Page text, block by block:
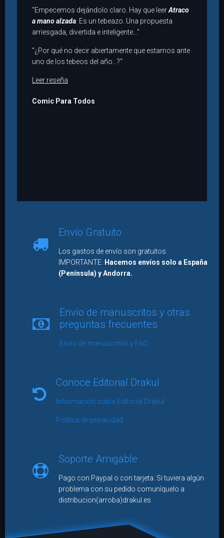
"Empecemos dejándolo claro. Hay que leerAtraco
a mano alzada. Es un tebeazo. Una propuesta
arriesgada, divertida e inteligente..."
"¿Por qué no decir abiertamente que estamos ante
uno de los tebeos del año...?"
Leer reseña
Comic Para Todos
Envío Gratuito
Los gastos de envío son gratuitos.
IMPORTANTE: Hacemos envíos solo a España
(Península) y Andorra.
Envío de manuscritos y otras
preguntas frecuentes
Envío de manuscritos y FAQ
Conoce Editorial Drakul
Información sobre Editorial Drakul
Política de privacidad
Soporte Amigable
Pago con Paypal o con tarjeta. Si tuviera algún
problema con su pedido comuníquelo a
distribucion(arroba)drakul.es